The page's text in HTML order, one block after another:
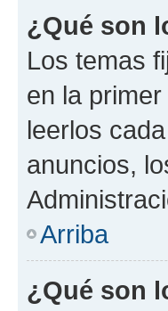
¿Qué son
Los temas
en la
leerlos
anuncios,
Arriba
¿Qué son